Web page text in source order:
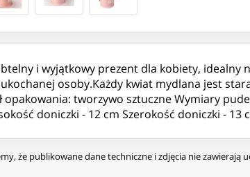
i wyjątkowy prezent dla kobiety, idealny
osoby.Każdy kwiat mydlana jest
tworzywo sztuczne Wymiary
doniczki - 12 cm Szerokość doniczki -
że publikowane dane techniczne i zdjęcia nie